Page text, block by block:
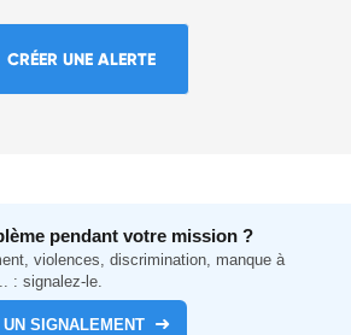
CRÉER UNE ALERTE
pendant votre mission ?
violences, discrimination, manque à
: signalez-le.
UN SIGNALEMENT